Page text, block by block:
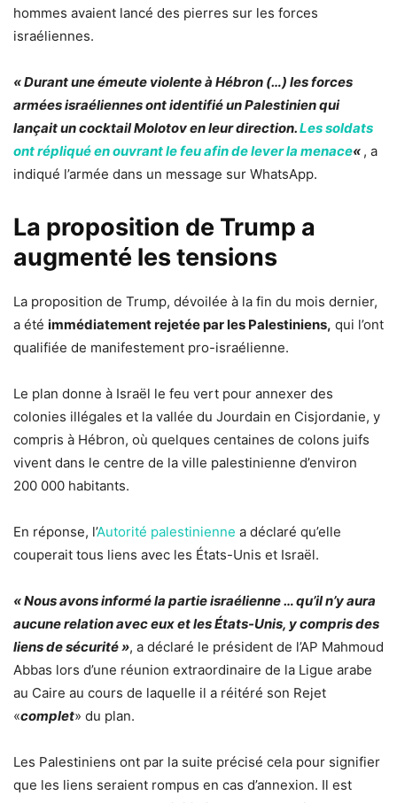
hommes avaient lancé des pierres sur les forces
israéliennes.
« Durant une émeute violente à Hébron (…) les forces
armées israéliennes ont identifié un Palestinien qui
lançait un cocktail Molotov en leur direction.Les soldats
ont répliqué en ouvrant le feu afin de lever la menace« , a
indiqué l’armée dans un message sur WhatsApp.
La proposition de Trump a
augmenté les tensions
La proposition de Trump, dévoilée à la fin du mois dernier,
a été immédiatement rejetée par les Palestiniens, qui l’ont
qualifiée de manifestement pro-israélienne.
Le plan donne à Israël le feu vert pour annexer des
colonies illégales et la vallée du Jourdain en Cisjordanie, y
compris à Hébron, où quelques centaines de colons juifs
vivent dans le centre de la ville palestinienne d’environ
200 000 habitants.
En réponse, l’Autorité palestinienne a déclaré qu’elle
couperait tous liens avec les États-Unis et Israël.
« Nous avons informé la partie israélienne … qu’il n’y aura
aucune relation avec eux et les États-Unis, y compris des
liens de sécurité », a déclaré le président de l’AP Mahmoud
Abbas lors d’une réunion extraordinaire de la Ligue arabe
au Caire au cours de laquelle il a réitéré son Rejet
«complet» du plan.
Les Palestiniens ont par la suite précisé cela pour signifier
que les liens seraient rompus en cas d’annexion. Il est